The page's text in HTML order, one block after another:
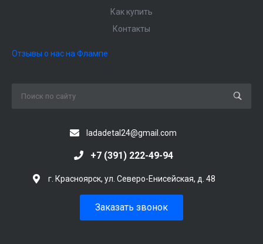
Как купить
Контакты
Отзывы о нас на Флампе
ladadetal24@gmail.com
+7 (391) 222-49-94
г. Красноярск, ул. Северо-Енисейская, д. 48
Заказать звонок